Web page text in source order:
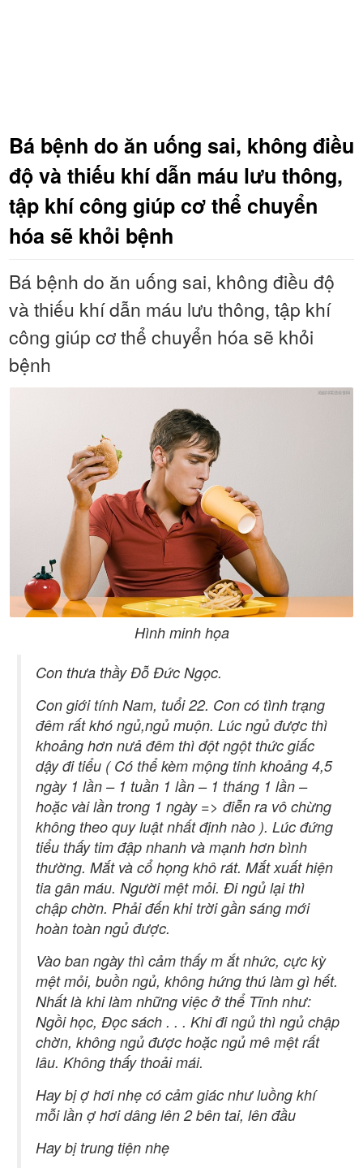
Bá bệnh do ăn uống sai, không điều
độ và thiếu khí dẫn máu lưu thông,
tập khí công giúp cơ thể chuyển
hóa sẽ khỏi bệnh
Bá bệnh do ăn uống sai, không điều độ
và thiếu khí dẫn máu lưu thông, tập khí
công giúp cơ thể chuyển hóa sẽ khỏi
bệnh
Hình minh họa
Con thưa thầy Đỗ Đức Ngọc.
Con giới tính Nam, tuổi 22. Con có tình trạng
đêm rất khó ngủ,ngủ muộn. Lúc ngủ được thì
khoảng hơn nưả đêm thì đột ngột thức giấc
dậy đi tiểu ( Có thể kèm mộng tinh khoảng 4,5
ngày 1 lần – 1 tuần 1 lần – 1 tháng 1 lần –
hoặc vài lần trong 1 ngày => điễn ra vô chừng
không theo quy luật nhất định nào ). Lúc đứng
tiểu thấy tim đập nhanh và mạnh hơn bình
thường. Mắt và cổ họng khô rát. Mắt xuất hiện
tia gân máu. Người mệt mỏi. Đi ngủ lại thì
chập chờn. Phải đến khi trời gần sáng mới
hoàn toàn ngủ được.
Vào ban ngày thì cảm thấy m ắt nhức, cực kỳ
mệt mỏi, buồn ngủ, không hứng thú làm gì hết.
Nhất là khi làm những việc ở thể Tĩnh như:
Ngồi học, Đọc sách . . . Khi đi ngủ thì ngủ chập
chờn, không ngủ được hoặc ngủ mê mệt rất
lâu. Không thấy thoải mái.
Hay bị ợ hơi nhẹ có cảm giác như luồng khí
mỗi lần ợ hơi dâng lên 2 bên tai, lên đầu
Hay bị trung tiện nhẹ